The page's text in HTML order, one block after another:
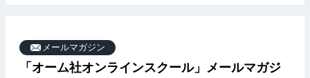
メールマガジン
「オーム社オンラインスクール」メールマガジ